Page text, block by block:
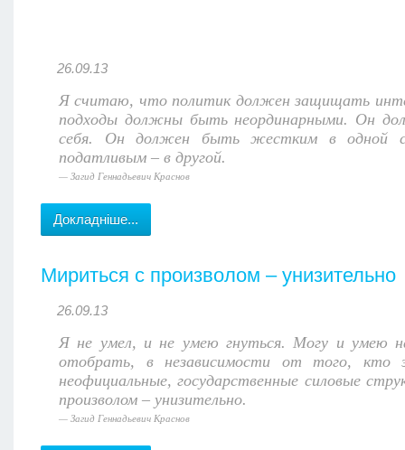
26.09.13
Я считаю, что политик должен защищать
подходы должны быть неординарными. Он
себя. Он должен быть жестким в одной
податливым – в другой.
Загид Геннадьевич Краснов
Докладніше...
Мириться с произволом – унизительно
26.09.13
Я не умел, и не умею гнуться. Могу и умею
отобрать, в независимости от того, кто
неофициальные, государственные силовые
произволом – унизительно.
Загид Геннадьевич Краснов